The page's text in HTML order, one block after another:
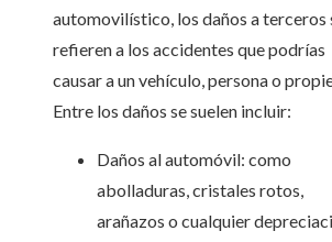
automovilístico, los daños a terceros
refieren a los accidentes que podrías
causar a un vehículo, persona o
Entre los daños se suelen incluir:
Daños al automóvil: como
abolladuras, cristales rotos,
arañazos o cualquier